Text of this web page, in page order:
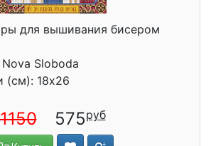
для вышивания бисером
Sloboda
(см): 18x26
1150 575